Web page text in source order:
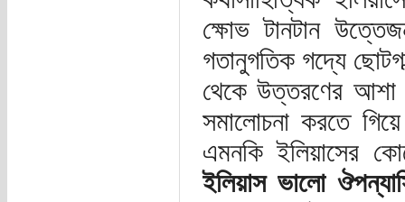
ক্ষোভ টানটান
গতানুগতিক গদ্যে
থেকে উত্তরণের আশা
সমালোচনা করতে
এমনকি ইলিয়াসের
ইলিয়াস ভালো